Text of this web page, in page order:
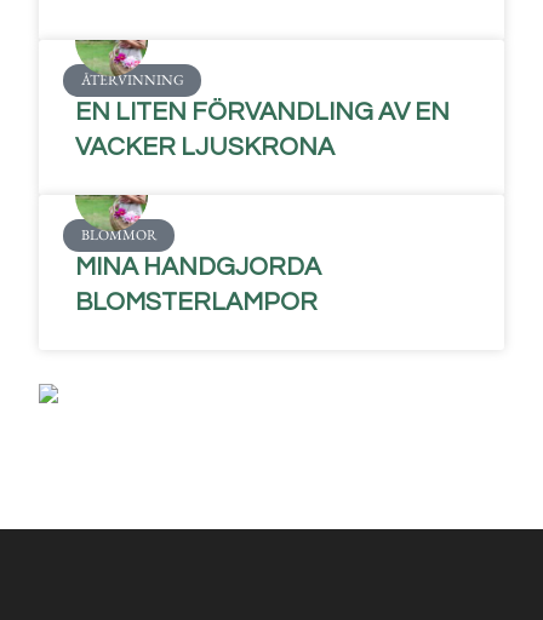
ÅTERVINNING
EN LITEN FÖRVANDLING AV EN
VACKER LJUSKRONA
BLOMMOR
MINA HANDGJORDA
BLOMSTERLAMPOR